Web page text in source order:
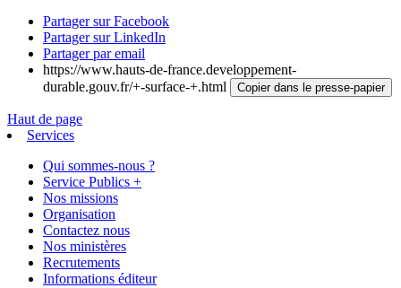
Partager sur Facebook
Partager sur LinkedIn
Partager par email
https://www.hauts-de-france.developpement-
durable.gouv.fr/+-surface-+.html
Copier dans le presse-papier
Haut de page
Services
Qui sommes-nous ?
Service Publics +
Nos missions
Organisation
Contactez nous
Nos ministères
Recrutements
Informations éditeur